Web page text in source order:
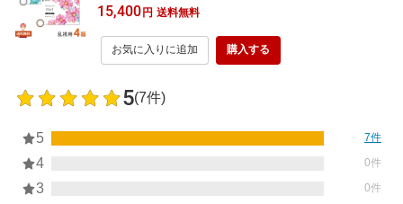
ポスト投函商品
15,400円 送料無料
お気に入りに追加 購入する
5(7件)
5 7件
4 0件
3 0件